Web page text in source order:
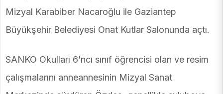
Mizyal Karabiber Nacaroğlu ile Gaziantep
Büyükşehir Belediyesi Onat Kutlar Salonunda açtı.
SANKO Okulları 6’ncı sınıf öğrencisi olan ve resim
çalışmalarını anneannesinin Mizyal Sanat